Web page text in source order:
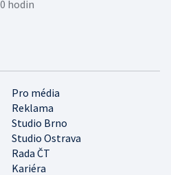
Pro média
Reklama
Studio Brno
Studio Ostrava
Rada ČT
Kariéra
hodin